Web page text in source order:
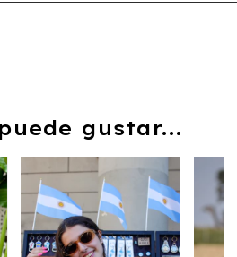
gustar...